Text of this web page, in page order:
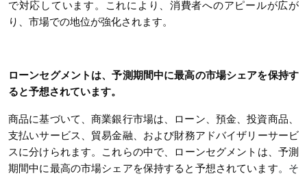
で対応しています。これにより、消費者へのアピールが広が
り、市場での地位が強化されます。
ローンセグメントは、予測期間中に最高の市場シェアを保持す
ると予想されています。
商品に基づいて、商業銀行市場は、ローン、預金、投資商品、
支払いサービス、貿易金融、および財務アドバイザリーサービ
スに分けられます。これらの中で、ローンセグメントは、予測
期間中に最高の市場シェアを保持すると予想されています。そ